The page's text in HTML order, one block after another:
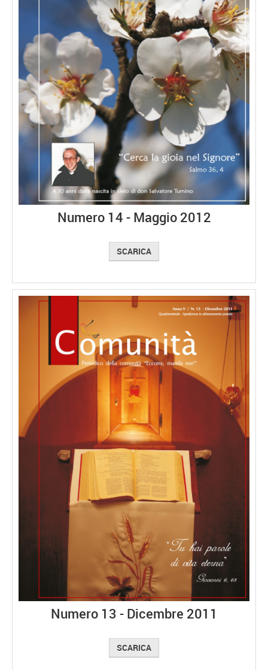
Numero 14 - Maggio 2012
SCARICA
Numero 13 - Dicembre 2011
SCARICA